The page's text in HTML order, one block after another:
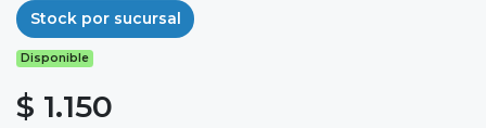
Stock por sucursal
Disponible
$ 1.150